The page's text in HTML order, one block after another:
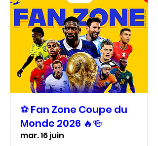
⚽ Fan Zone Coupe du
Monde 2026 🔥🍻
mar. 16 juin